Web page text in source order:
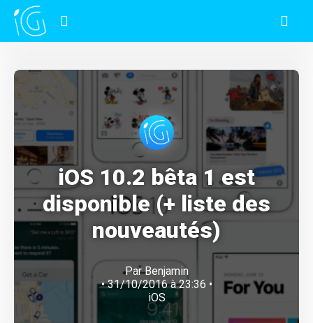
iOS 10.2 bêta 1 est
disponible (+ liste des
nouveautés)
ParBenjamin
• 31/10/2016 à 23:36 •
iOS